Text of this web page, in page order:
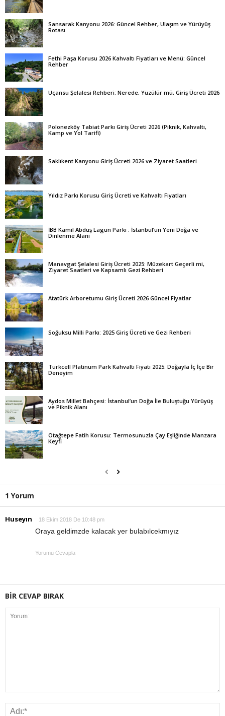
Sansarak Kanyonu 2026: Güncel Rehber, Ulaşım ve Yürüyüş
Rotası
Fethi Paşa Korusu 2026 Kahvaltı Fiyatları ve Menü: Güncel
Rehber
Uçansu Şelalesi Rehberi: Nerede, Yüzülür mü, Giriş Ücreti 2026
Polonezköy Tabiat Parkı Giriş Ücreti 2026 (Piknik, Kahvaltı,
Kamp ve Yol Tarifi)
Saklıkent Kanyonu Giriş Ücreti 2026 ve Ziyaret Saatleri
Yıldız Parkı Korusu Giriş Ücreti ve Kahvaltı Fiyatları
İBB Kamil Abduş Lagün Parkı : İstanbul’un Yeni Doğa ve
Dinlenme Alanı
Manavgat Şelalesi Giriş Ücreti 2025: Müzekart Geçerli mi,
Ziyaret Saatleri ve Kapsamlı Gezi Rehberi
Atatürk Arboretumu Giriş Ücreti 2026 Güncel Fiyatlar
Soğuksu Milli Parkı: 2025 Giriş Ücreti ve Gezi Rehberi
Turkcell Platinum Park Kahvaltı Fiyatı 2025: Doğayla İç İçe Bir
Deneyim
Aydos Millet Bahçesi: İstanbul’un Doğa İle Buluştuğu Yürüyüş
ve Piknik Alanı
Otağtepe Fatih Korusu: Termosunuzla Çay Eşliğinde Manzara
Keyfi
1 Yorum
Huseyın 18 Ekim 2018 De 10:48 pm
Oraya geldimzde kalacak yer bulabılcekmıyız
Yorumu Cevapla
BİR CEVAP BIRAK